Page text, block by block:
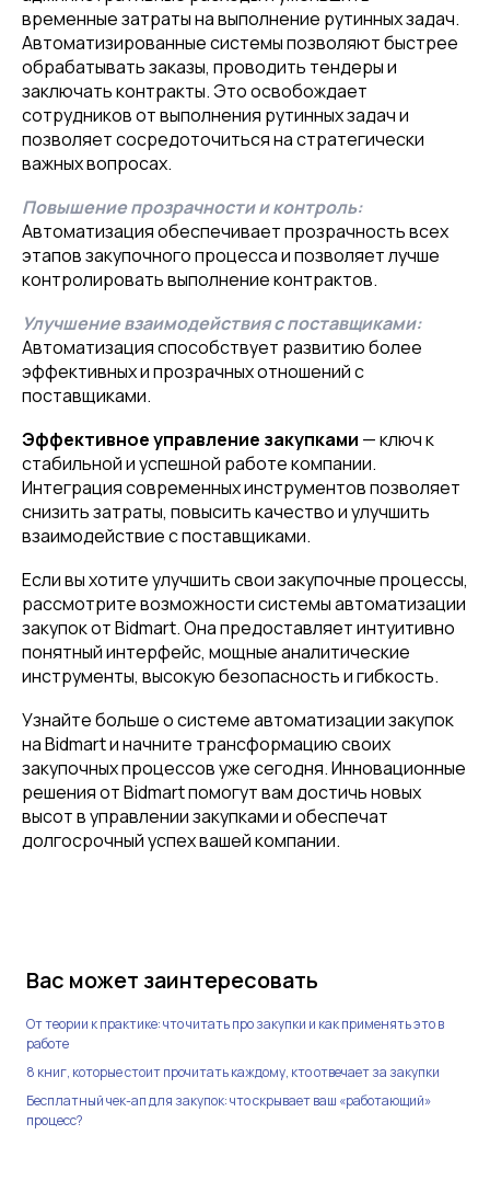
временные затраты на выполнение рутинных задач.
Автоматизированные системы позволяют быстрее
обрабатывать заказы, проводить тендеры и
заключать контракты. Это освобождает
сотрудников от выполнения рутинных задач и
позволяет сосредоточиться на стратегически
важных вопросах.
Повышение прозрачности и контроль:
Автоматизация обеспечивает прозрачность всех
этапов закупочного процесса и позволяет лучше
контролировать выполнение контрактов.
Улучшение взаимодействия с поставщиками:
Автоматизация способствует развитию более
эффективных и прозрачных отношений с
поставщиками.
Эффективное управление закупками — ключ к
стабильной и успешной работе компании.
Интеграция современных инструментов позволяет
снизить затраты, повысить качество и улучшить
взаимодействие с поставщиками.
Если вы хотите улучшить свои закупочные процессы,
рассмотрите возможности системы автоматизации
закупок от Bidmart. Она предоставляет интуитивно
понятный интерфейс, мощные аналитические
инструменты, высокую безопасность и гибкость.
Узнайте больше о системе автоматизации закупок
на Bidmart и начните трансформацию своих
закупочных процессов уже сегодня. Инновационные
решения от Bidmart помогут вам достичь новых
высот в управлении закупками и обеспечат
долгосрочный успех вашей компании.
Вас может заинтересовать
От теории к практике: что читать про закупки и как применять это в
работе
8 книг, которые стоит прочитать каждому, кто отвечает за закупки
Бесплатный чек-ап для закупок: что скрывает ваш «работающий»
процесс?